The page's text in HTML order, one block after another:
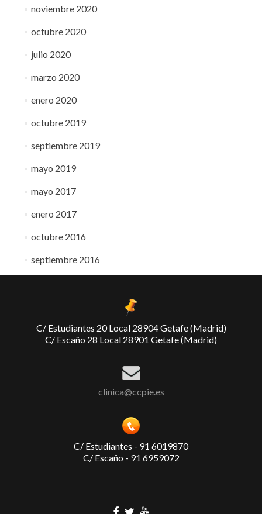
noviembre 2020
octubre 2020
julio 2020
marzo 2020
enero 2020
octubre 2019
septiembre 2019
mayo 2019
mayo 2017
enero 2017
octubre 2016
septiembre 2016
C/ Estudiantes 20 Local 28904 Getafe (Madrid)
C/ Escaño 28 Local 28901 Getafe (Madrid)
clinica@ccpie.es
C/ Estudiantes - 91 6019870
C/ Escaño - 91 6959072